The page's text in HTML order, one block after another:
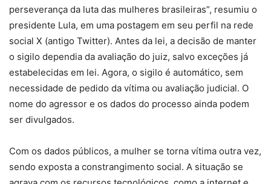
perseverança da luta das mulheres brasileiras”, resumiu o
presidente Lula, em uma postagem em seu perfil na rede
social X (antigo Twitter). Antes da lei, a decisão de manter
o sigilo dependia da avaliação do juiz, salvo exceções já
estabelecidas em lei. Agora, o sigilo é automático, sem
necessidade de pedido da vítima ou avaliação judicial. O
nome do agressor e os dados do processo ainda podem
ser divulgados.
Com os dados públicos, a mulher se torna vítima outra vez,
sendo exposta a constrangimento social. A situação se